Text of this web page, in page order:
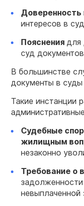
Доверенность
интересов в
Пояснения для
суд
В большинстве
документы в
Такие инстанции
Судебные
жилищным
незаконно
Требование о
невыплаченной